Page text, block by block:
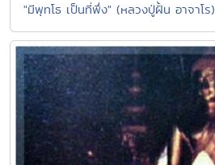
"มีพุทโธ เป็นที่พึ่ง" (หลวงปู่ฝั้น อาจาโร)